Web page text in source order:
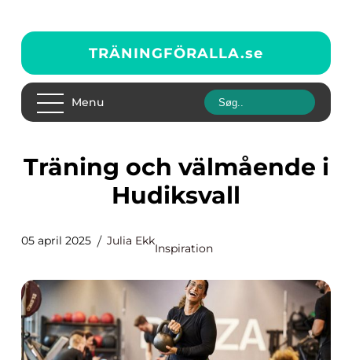
TRÄNINGFÖRALLA.se
Menu
Träning och välmående i
Hudiksvall
05 april 2025 Julia Ekk
Inspiration